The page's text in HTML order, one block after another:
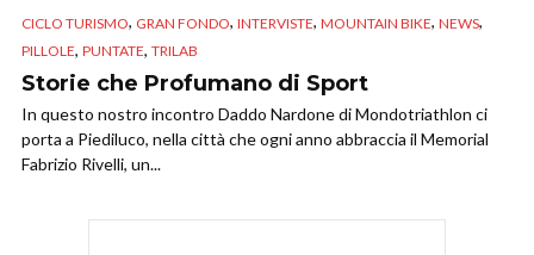
CICLO TURISMO, GRAN FONDO, INTERVISTE, MOUNTAIN BIKE, NEWS,
PILLOLE, PUNTATE, TRILAB
Storie che Profumano di Sport
In questo nostro incontro Daddo Nardone di Mondotriathlon ci
porta a Piediluco, nella città che ogni anno abbraccia il Memorial
Fabrizio Rivelli, un...